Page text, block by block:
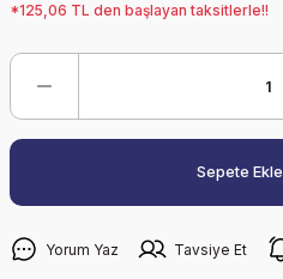
*125,06 TL den başlayan taksitlerle!!
Sepete Ekle
Yorum Yaz Tavsiye Et